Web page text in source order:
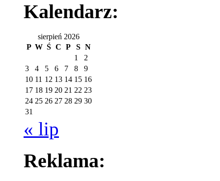
Kalendarz:
sierpień 2026
P W Ś C P S N
1
2
3
4 5 6 7 8
9
10 11 12 13 14 15 16
17 18 19 20 21 22 23
24 25 26 27 28 29 30
31
« lip
Reklama: